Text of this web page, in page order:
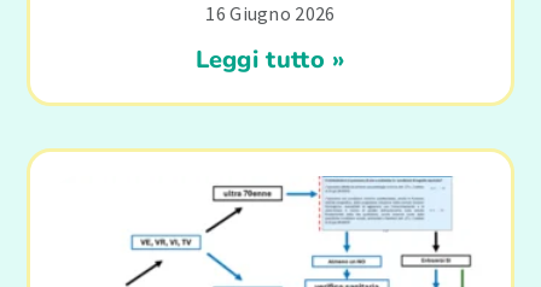
16 Giugno 2026
Leggi tutto »